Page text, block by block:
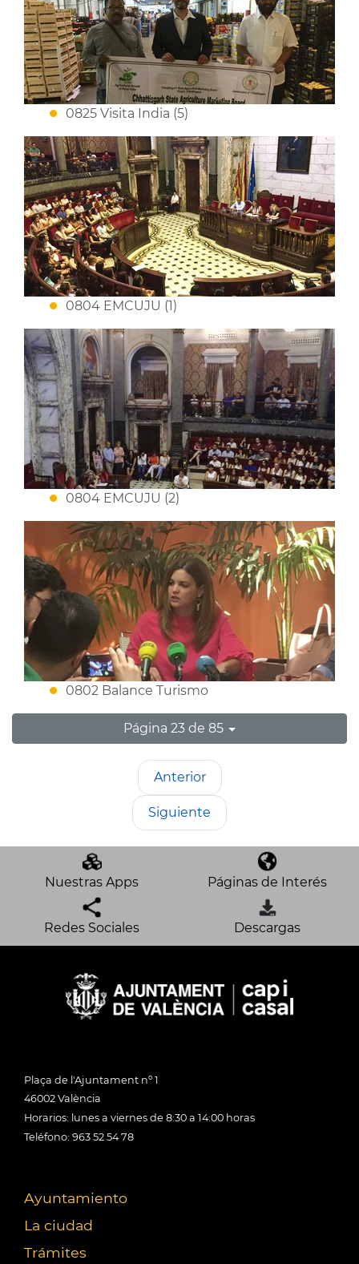
0825 Visita India (5)
0804 EMCUJU (1)
0804 EMCUJU (2)
0802 Balance Turismo
Página 23 de 85
Anterior
Siguiente
Nuestras Apps Páginas de Interés
Redes Sociales Descargas
Plaça de l'Ajuntament nº 1
46002 València
Horarios: lunes a viernes de 8:30 a 14:00 horas
Teléfono: 963 52 54 78
Ayuntamiento
La ciudad
Trámites